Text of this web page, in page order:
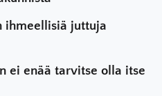
ihmeellisiä juttuja
ei enää tarvitse olla itse